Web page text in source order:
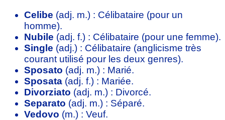
Celibe (adj. m.) : Célibataire (pour un
homme).
Nubile (adj. f.) : Célibataire (pour une femme).
Single (adj.) : Célibataire (anglicisme très
courant utilisé pour les deux genres).
Sposato (adj. m.) : Marié.
Sposata (adj. f.) : Mariée.
Divorziato (adj. m.) : Divorcé.
Separato (adj. m.) : Séparé.
Vedovo (m.) : Veuf.